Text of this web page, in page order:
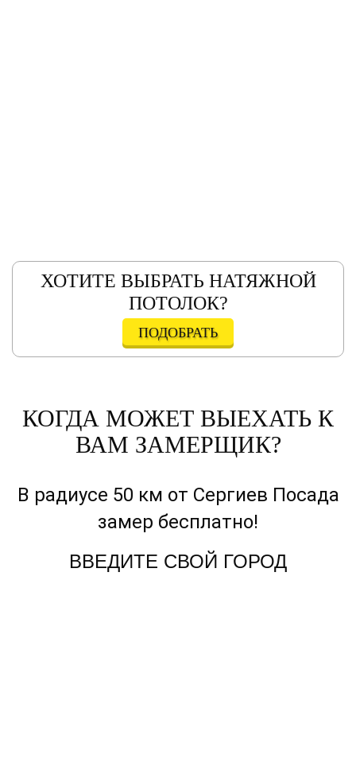
ХОТИТЕ ВЫБРАТЬ НАТЯЖНОЙ
ПОТОЛОК?
ПОДОБРАТЬ
КОГДА МОЖЕТ ВЫЕХАТЬ К
ВАМ ЗАМЕРЩИК?
В радиусе 50 км от Сергиев Посада
замер бесплатно!
ВВЕДИТЕ СВОЙ ГОРОД